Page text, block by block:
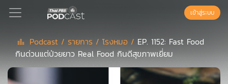
Podcast
เข้าสู่ระบบ
Podcast / รายการ /โรงหมอ / EP. 1152: Fast Food
กินด่วนแต่ป่วยยาว Real Food กินดีสุขภาพเยี่ยม